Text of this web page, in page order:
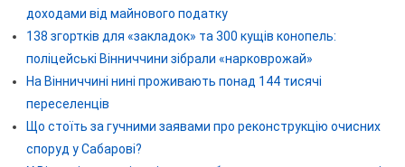
доходами від майнового податку
138 згортків для «закладок» та 300 кущів конопель:
поліцейські Вінниччини зібрали «нарковрожай»
На Вінниччині нині проживають понад 144 тисячі
переселенців
Що стоїть за гучними заявами про реконструкцію очисних
споруд у Сабарові?